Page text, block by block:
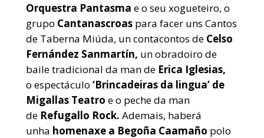
Orquestra Pantasma e o seu xogueteiro, o
grupo Cantanascroas para facer uns Cantos
de Taberna Miúda, un contacontos de Celso
Fernández Sanmartín, un obradoiro de
baile tradicional da man de Erica Iglesias,
o espectáculo ‘Brincadeiras da lingua’ de
Migallas Teatro e o peche da man
de Refugallo Rock. Ademais, haberá
unha homenaxe a Begoña Caamaño polo